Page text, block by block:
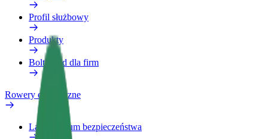
Profil służbowy
Produkty
Bolt Food dla firm
Rowery elektryczne
Laboratorium bezpieczeństwa